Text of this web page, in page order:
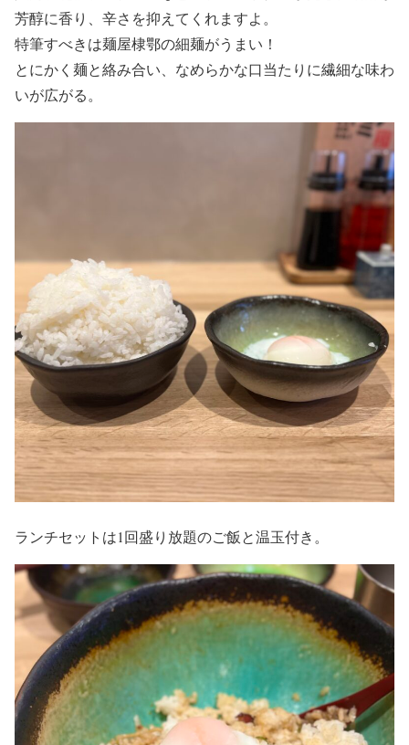
芳醇に香り、辛さを抑えてくれますよ。
特筆すべきは麺屋棣鄂の細麺がうまい！
とにかく麺と絡み合い、なめらかな口当たりに繊細な味わ
いが広がる。
ランチセットは1回盛り放題のご飯と温玉付き。